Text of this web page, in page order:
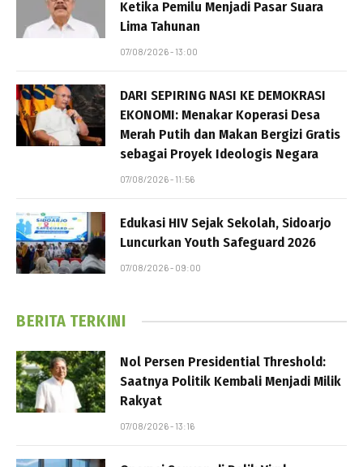
Ketika Pemilu Menjadi Pasar Suara
Lima Tahunan
07/08/2026 - 13:00
DARI SEPIRING NASI KE DEMOKRASI
EKONOMI: Menakar Koperasi Desa
Merah Putih dan Makan Bergizi Gratis
sebagai Proyek Ideologis Negara
07/08/2026 - 11:56
Edukasi HIV Sejak Sekolah, Sidoarjo
Luncurkan Youth Safeguard 2026
07/08/2026 - 09:00
BERITA TERKINI
Nol Persen Presidential Threshold:
Saatnya Politik Kembali Menjadi Milik
Rakyat
07/08/2026 - 13:16